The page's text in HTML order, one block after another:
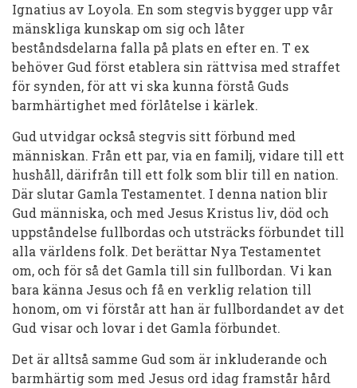
Ignatius av Loyola. En som stegvis bygger upp vår
mänskliga kunskap om sig och låter
beståndsdelarna falla på plats en efter en. T ex
behöver Gud först etablera sin rättvisa med straffet
för synden, för att vi ska kunna förstå Guds
barmhärtighet med förlåtelse i kärlek.
Gud utvidgar också stegvis sitt förbund med
människan. Från ett par, via en familj, vidare till ett
hushåll, därifrån till ett folk som blir till en nation.
Där slutar Gamla Testamentet. I denna nation blir
Gud människa, och med Jesus Kristus liv, död och
uppståndelse fullbordas och utsträcks förbundet till
alla världens folk. Det berättar Nya Testamentet
om, och för så det Gamla till sin fullbordan. Vi kan
bara känna Jesus och få en verklig relation till
honom, om vi förstår att han är fullbordandet av det
Gud visar och lovar i det Gamla förbundet.
Det är alltså samme Gud som är inkluderande och
barmhärtig som med Jesus ord idag framstår hård